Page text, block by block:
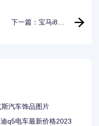
下一篇：宝马i8价
汽车饰品图片
q5电车最新价格2023